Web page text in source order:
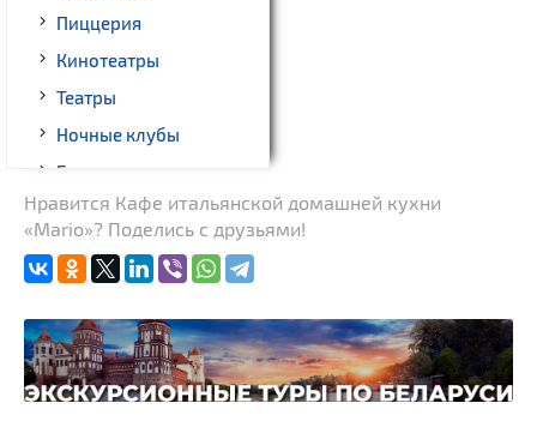
Пиццерия
Кинотеатры
Театры
Ночные клубы
Бильярд
Казино
универмаги
перевозки
Гражданская
архитектура
Нравится Кафе итальянской домашней кухни
«Mario»? Поделись с друзьями!